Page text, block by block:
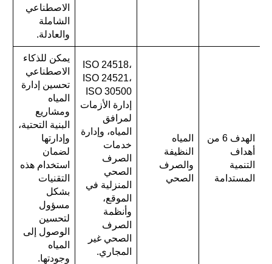
الاصطناعي
الشاملة
والعادلة.
الهدف 6 من
أهداف
التنمية
المستدامة
المياه
النظيفة
والصرف
الصحي
ISO 24518،
ISO 24521،
ISO 30500
إدارة الأزمات
لمرافق
المياه، وإدارة
خدمات
الصرف
الصحي
المنزلية في
الموقع،
وأنظمة
الصرف
الصحي غير
المجاري.
يمكن للذكاء
الاصطناعي
تحسين إدارة
المياه
ومشاريع
البنية التحتية،
وإدارتها
لضمان
استخدام هذه
التقنيات
بشكل
مسؤول
لتحسين
الوصول إلى
المياه
وجودتها.